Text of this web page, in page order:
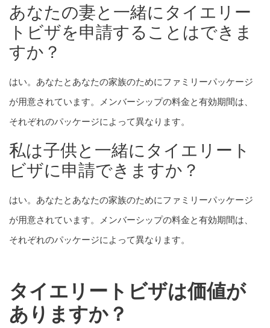
あなたの妻と一緒にタイエリー
トビザを申請することはできま
すか？
はい。あなたとあなたの家族のためにファミリーパッケージ
が用意されています。メンバーシップの料金と有効期間は、
それぞれのパッケージによって異なります。
私は子供と一緒にタイエリート
ビザに申請できますか？
はい。あなたとあなたの家族のためにファミリーパッケージ
が用意されています。メンバーシップの料金と有効期間は、
それぞれのパッケージによって異なります。
タイエリートビザは価値が
ありますか？